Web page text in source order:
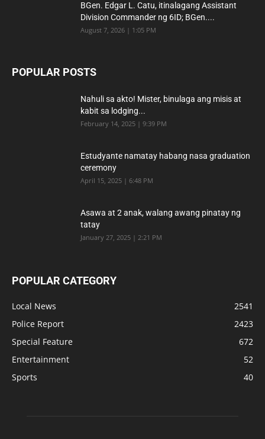
BGen. Edgar L. Catu, itinalagang Assistant
Division Commander ng 6ID; BGen....
August 7, 2026 | 1:05 PM
POPULAR POSTS
Nahuli sa akto! Mister, binulaga ang misis at
kabit sa lodging...
February 14, 2025 | 9:39 PM
Estudyante namatay habang nasa graduation
ceremony
April 15, 2025 | 6:48 PM
Asawa at 2 anak, walang awang pinatay ng
tatay
January 27, 2025 | 2:21 PM
POPULAR CATEGORY
Local News
2541
Police Report
2423
Special Feature
672
Entertainment
52
Sports
40